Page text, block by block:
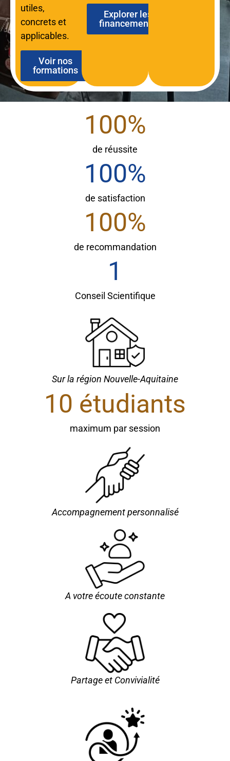
utiles,
concrets et
applicables.
Voir nos
formations
Explorer les
financements
de réussite
100%
de satisfaction
100%
de recommandation
100%
Conseil Scientifique
1
Sur la région Nouvelle-Aquitaine
maximum par session
10 étudiants
Accompagnement personnalisé
A votre écoute constante
Partage et Convivialité